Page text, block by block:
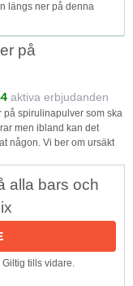
längs ner på denna
på
aktiva erbjudanden
på spirulinapulver som ska
men ibland kan det
någon. Vi ber om ursäkt
alla bars och
Giltig tills vidare.